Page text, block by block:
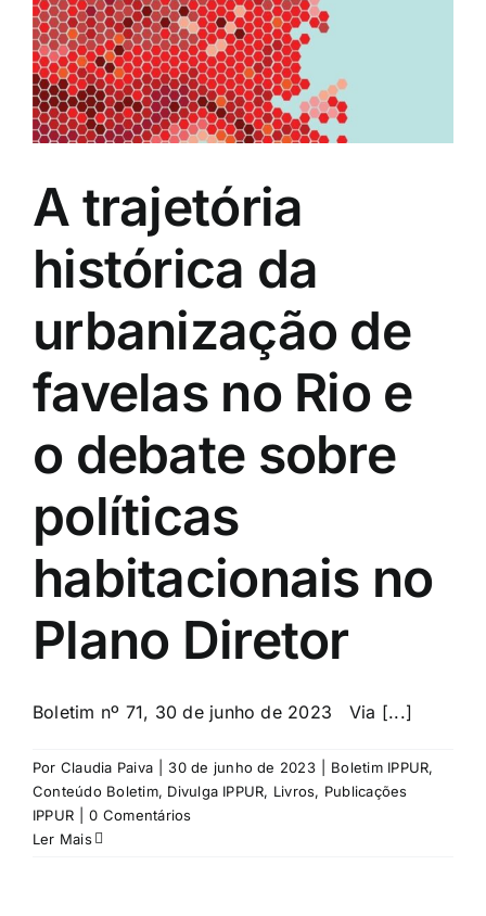
Eventos e Certificados
Comunicação
Buscar
resultados
A trajetória
histórica da
urbanização de
favelas no Rio e
o debate sobre
políticas
habitacionais no
Plano Diretor
Boletim nº 71, 30 de junho de 2023 Via [...]
Por Claudia Paiva 30 de junho de 2023 Boletim IPPUR,
Conteúdo Boletim, Divulga IPPUR, Livros, Publicações
IPPUR
0 Comentários
Ler Mais